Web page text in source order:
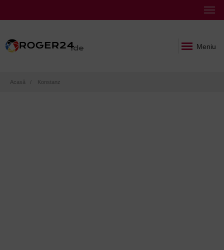
Meniu
Breadcrumb
Acasă Konstanz